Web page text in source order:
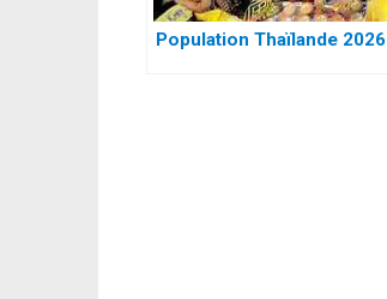
Population Thaïlande 2026